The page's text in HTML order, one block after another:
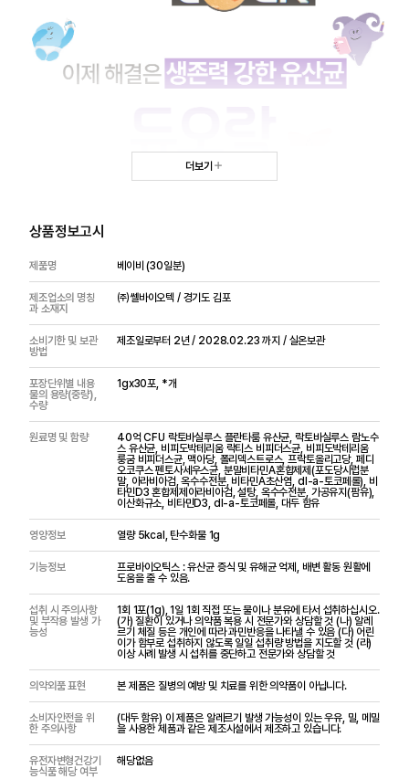
더보기
상품정보고시
제품명 베이비 (30일분)
제조업소의 명칭
과 소재지
㈜쎌바이오텍 / 경기도 김포
소비기한 및 보관
방법
제조일로부터 2년 / 2028.02.23 까지 / 실온보관
포장단위별 내용
물의 용량(중량),
수량
1gx30포, *개
원료명 및 함량
40억 CFU 락토바실루스 플란타룸 유산균, 락토바실루스 람노수
스 유산균, 비피도박테리움 락티스 비피더스균, 비피도박테리움
룽굼 비피더스균, 맥아당, 폴리덱스트로스, 프락토올리고당, 페디
오코쿠스 펜토사세우스균, 분말비타민A혼합제제(포도당시럽분
말, 아라비아검, 옥수수전분, 비타민A초산염, dl-a-토코페롤), 비
타민D3 혼합제제아라비아검, 설탕, 옥수수전분, 가공유지(팜유),
이산화규소, 비타민D3, dl-a-토코페롤, 대두 함유
영양정보 열량 5kcal, 탄수화물 1g
기능정보
프로바이오틱스 : 유산균 증식 및 유해균 억제, 배변 활동 원활에
도움을 줄 수 있음.
섭취 시 주의사항
및 부작용 발생 가
능성
1회 1포(1g), 1일 1회 직접 또는 물이나 분유에 타서 섭취하십시오.
(가) 질환이 있거나 의약품 복용 시 전문가와 상담할 것 (나) 알레
르기 체질 등은 개인에 따라 과민반응을 나타낼 수 있음 (다) 어린
이가 함부로 섭취하지 않도록 일일 섭취량 방법을 지도할 것 (라)
이상 사례 발생 시 섭취를 중단하고 전문가와 상담할 것
의약외품 표현 본 제품은 질병의 예방 및 치료를 위한 의약품이 아닙니다.
소비자안전을 위
한 주의사항
(대두 함유) 이 제품은 알레르기 발생 가능성이 있는 우유, 밀, 메밀
을 사용한 제품과 같은 제조시설에서 제조하고 있습니다.
유전자변형건강기
능식품 해당 여부
해당없음